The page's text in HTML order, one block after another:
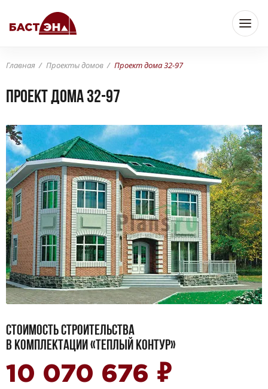
Главная Проекты домов Проект дома 32-97
Проект дома 32-97
СТОИМОСТЬ СТРОИТЕЛЬСТВА
В КОМПЛЕКТАЦИИ «ТЕПЛЫЙ КОНТУР»
10 070 676 ₽